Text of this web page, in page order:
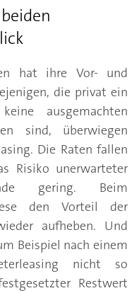
hat ihre Vor- und
die privat ein
ausgemachten
sind, überwiegen
Die Raten fallen
Risiko unerwarteter
gering. Beim
den Vorteil der
aufheben. Und
Beispiel nach einem
nicht so
Restwert